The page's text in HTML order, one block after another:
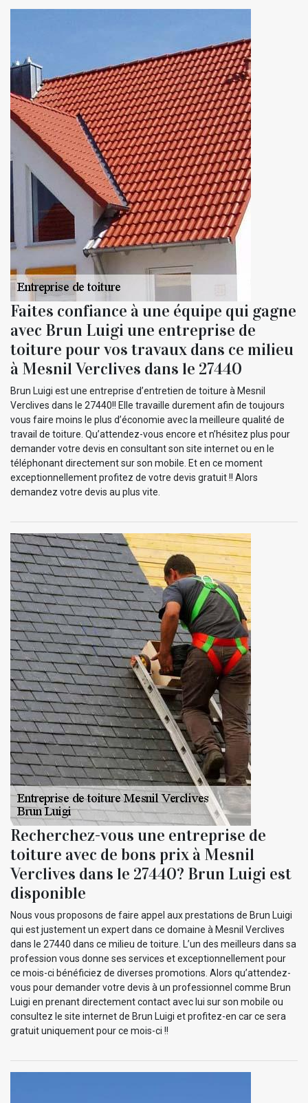
Faites confiance à une équipe qui gagne
avec Brun Luigi une entreprise de
toiture pour vos travaux dans ce milieu
à Mesnil Verclives dans le 27440
Brun Luigi est une entreprise d’entretien de toiture à Mesnil
Verclives dans le 27440!! Elle travaille durement afin de toujours
vous faire moins le plus d’économie avec la meilleure qualité de
travail de toiture. Qu’attendez-vous encore et n’hésitez plus pour
demander votre devis en consultant son site internet ou en le
téléphonant directement sur son mobile. Et en ce moment
exceptionnellement profitez de votre devis gratuit !! Alors
demandez votre devis au plus vite.
Recherchez-vous une entreprise de
toiture avec de bons prix à Mesnil
Verclives dans le 27440? Brun Luigi est
disponible
Nous vous proposons de faire appel aux prestations de Brun Luigi
qui est justement un expert dans ce domaine à Mesnil Verclives
dans le 27440 dans ce milieu de toiture. L’un des meilleurs dans sa
profession vous donne ses services et exceptionnellement pour
ce mois-ci bénéficiez de diverses promotions. Alors qu’attendez-
vous pour demander votre devis à un professionnel comme Brun
Luigi en prenant directement contact avec lui sur son mobile ou
consultez le site internet de Brun Luigi et profitez-en car ce sera
gratuit uniquement pour ce mois-ci !!